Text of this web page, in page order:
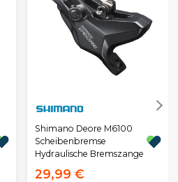
Shimano Deore M6100
Scheibenbremse
Hydraulische Bremszange
29,99 €